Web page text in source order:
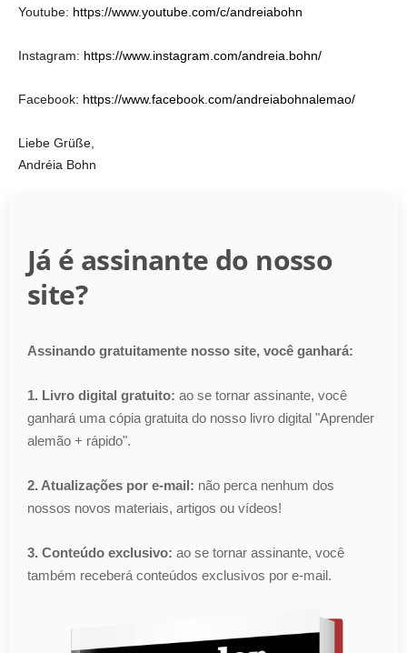
Youtube: https://www.youtube.com/c/andreiabohn
Instagram: https://www.instagram.com/andreia.bohn/
Facebook: https://www.facebook.com/andreiabohnalemao/
Liebe Grüße,
Andréia Bohn
Já é assinante do nosso
site?
Assinando gratuitamente nosso site, você ganhará:
1. Livro digital gratuito: ao se tornar assinante, você
ganhará uma cópia gratuita do nosso livro digital "Aprender
alemão + rápido".
2. Atualizações por e-mail: não perca nenhum dos
nossos novos materiais, artigos ou vídeos!
3. Conteúdo exclusivo: ao se tornar assinante, você
também receberá conteúdos exclusivos por e-mail.